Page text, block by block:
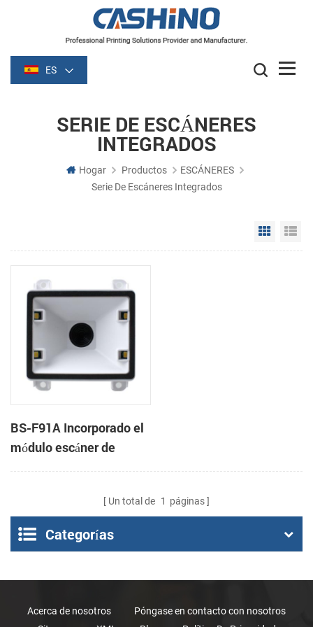
ES
SERIE DE ESCÁNERES
INTEGRADOS
Hogar Productos
ESCÁNERES
Serie De Escáneres Integrados
Grid
BS-F91A Incorporado el
módulo escáner de
código de Barras 2D
Un total de 1 páginas
Categorías
Acerca de nosotros
Póngase en contacto con nosotros